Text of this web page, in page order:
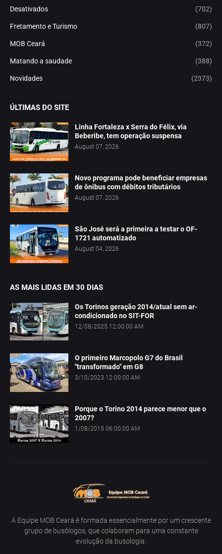
Desativados (702)
Fretamento e Turismo (807)
MOB Ceará (372)
Matando a saudade (388)
Novidades (2373)
ÚLTIMAS DO SITE
Linha Fortaleza x Serra do Félix, via
Beberibe, tem operação suspensa
August 07, 2026
Novo programa pode beneficiar empresas
de ônibus com débitos tributários
August 07, 2026
São José será a primeira a testar o OF-
1721 automatizado
August 04, 2026
AS MAIS LIDAS EM 30 DIAS
Os Torinos geração 2014/atual sem ar-
condicionado no SIT-FOR
12/08/2025 12:00:00 AM
O primeiro Marcopolo G7 do Brasil
"transformado" em G8
3/10/2023 12:00:00 AM
Porque o Torino 2014 parece menor que o
2007?
1/08/2015 06:00:00 AM
A Equipe MOB Ceará é formada essencialmente por um crescente
grupo de busólogos, que colaboram para uma constante
evolução da busologia.